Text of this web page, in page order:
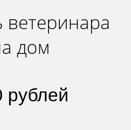
ветеринара
дом
рублей